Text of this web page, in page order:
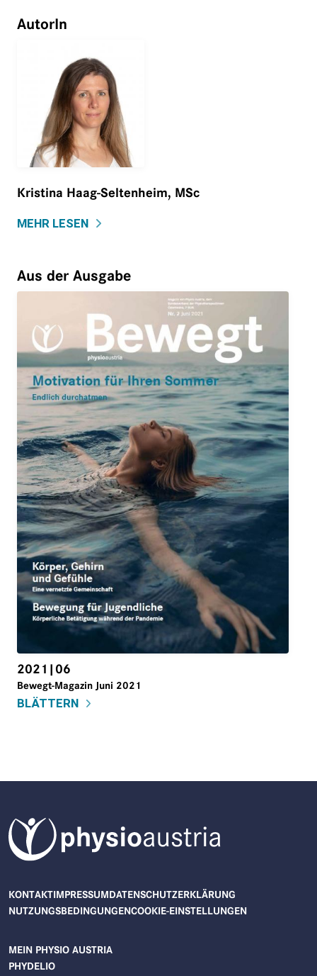
AutorIn
Kristina Haag-Seltenheim, MSc
MEHR LESEN
Aus der Ausgabe
2021|06
Bewegt-Magazin Juni 2021
BLÄTTERN
FUSSZEILENMENÜ
KONTAKTIMPRESSUMDATENSCHUTZERKLÄRUNG
NUTZUNGSBEDINGUNGENCOOKIE-EINSTELLUNGEN
BENUTZERMENÜ
MEIN PHYSIO AUSTRIA
PHYDELIO